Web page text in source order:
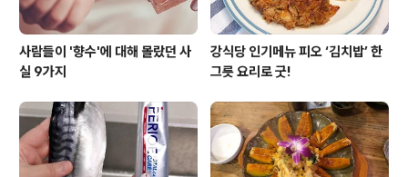
사람들이 '향수'에 대해 몰랐던 사
실 9가지
강식당 인기메뉴 피오 ‘김치밥’ 한
그릇 요리로 굿!